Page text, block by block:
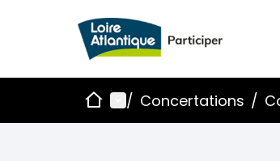
AccueilMenu principal
/ Concertations /